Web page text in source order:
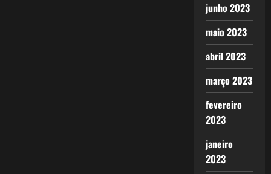
junho 2023
maio 2023
abril 2023
março 2023
fevereiro
2023
janeiro
2023